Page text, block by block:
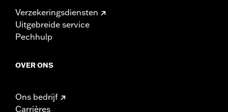
Verzekeringsdiensten
Uitgebreide service
Pechhulp
OVER ONS
Ons bedrijf
Carrières